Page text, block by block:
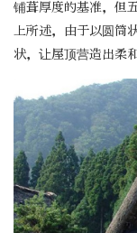
铺葺厚度的基准，但
上所述，由于以圆筒
状，让屋顶营造出柔